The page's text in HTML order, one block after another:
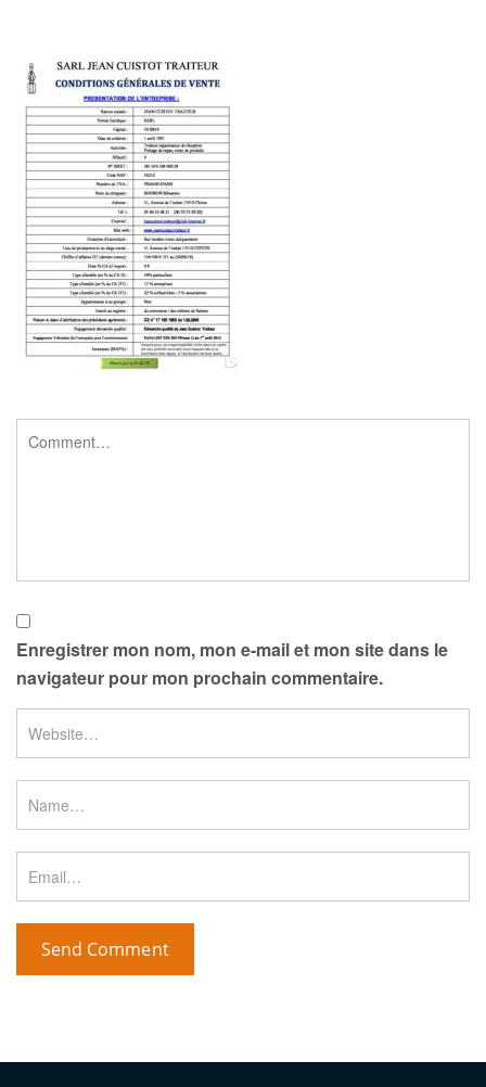
Enregistrer mon nom, mon e-mail et mon site dans le
navigateur pour mon prochain commentaire.